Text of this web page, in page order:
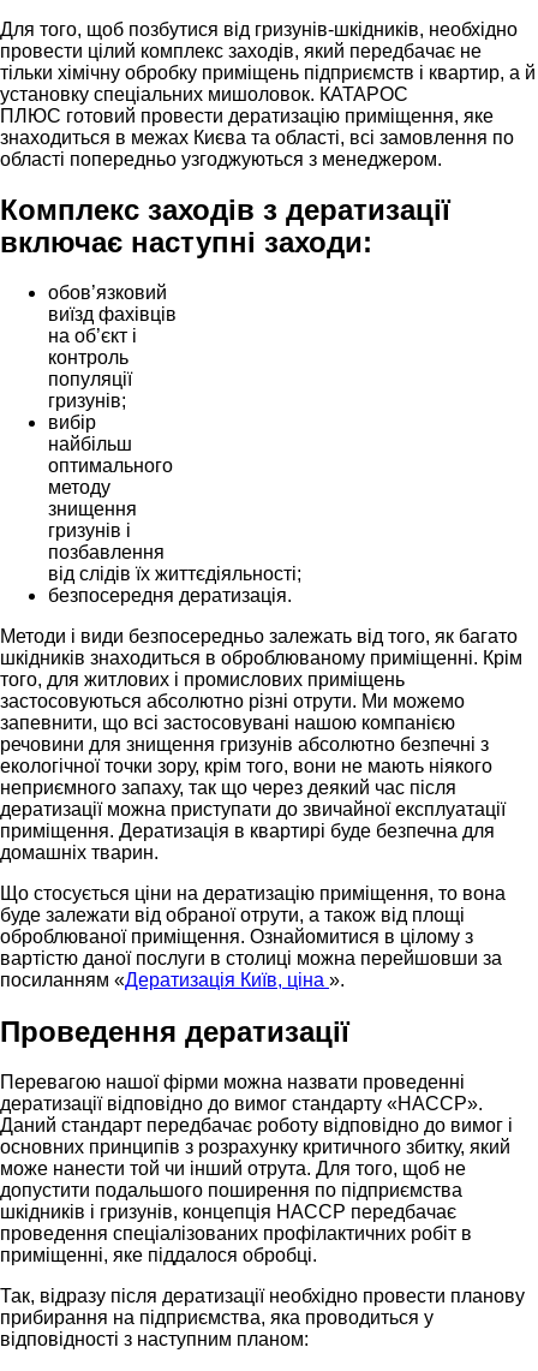
Для того, щоб позбутися від гризунів-шкідників, необхідно
провести цілий комплекс заходів, який передбачає не
тільки хімічну обробку приміщень підприємств і квартир, а й
установку спеціальних мишоловок. КАТАРОС
ПЛЮС готовий провести дератизацію приміщення, яке
знаходиться в межах Києва та області, всі замовлення по
області попередньо узгоджуються з менеджером.
Комплекс заходів з дератизації
включає наступні заходи:
обов’язковий
виїзд фахівців
на об’єкт і
контроль
популяції
гризунів;
вибір
найбільш
оптимального
методу
знищення
гризунів і
позбавлення
від слідів їх життєдіяльності;
безпосередня дератизація.
Методи і види безпосередньо залежать від того, як багато
шкідників знаходиться в оброблюваному приміщенні. Крім
того, для житлових і промислових приміщень
застосовуються абсолютно різні отрути. Ми можемо
запевнити, що всі застосовувані нашою компанією
речовини для знищення гризунів абсолютно безпечні з
екологічної точки зору, крім того, вони не мають ніякого
неприємного запаху, так що через деякий час після
дератизації можна приступати до звичайної експлуатації
приміщення. Дератизація в квартирі буде безпечна для
домашніх тварин.
Що стосується ціни на дератизацію приміщення, то вона
буде залежати від обраної отрути, а також від площі
оброблюваної приміщення. Ознайомитися в цілому з
вартістю даної послуги в столиці можна перейшовши за
посиланням «Дератизація Київ, ціна ».
Проведення дератизації
Перевагою нашої фірми можна назвати проведенні
дератизації відповідно до вимог стандарту «HACCP».
Даний стандарт передбачає роботу відповідно до вимог і
основних принципів з розрахунку критичного збитку, який
може нанести той чи інший отрута. Для того, щоб не
допустити подальшого поширення по підприємства
шкідників і гризунів, концепція НАССР передбачає
проведення спеціалізованих профілактичних робіт в
приміщенні, яке піддалося обробці.
Так, відразу після дератизації необхідно провести планову
прибирання на підприємства, яка проводиться у
відповідності з наступним планом: